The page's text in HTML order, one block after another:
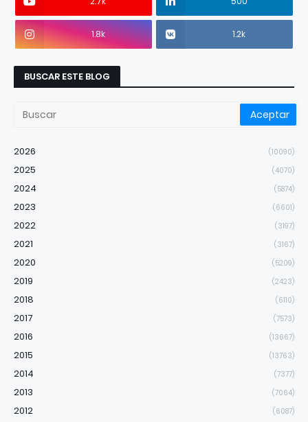
1.8k 1.2k
BUSCAR ESTE BLOG
2026 (10090)
2025 (4070)
2024 (5874)
2023 (6601)
2022 (3197)
2021 (3167)
2020 (5209)
2019 (2423)
2018 (6110)
2017 (7573)
2016 (13667)
2015 (13763)
2014 (7377)
2013 (7064)
2012 (6087)